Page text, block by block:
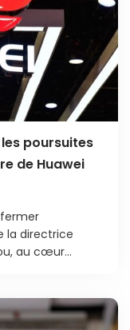
poursuites
de Huawei
la directrice
au cœur...